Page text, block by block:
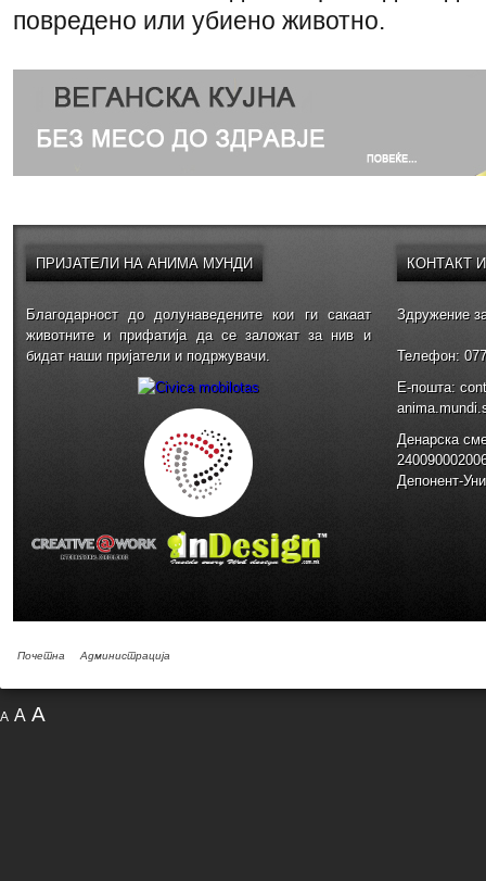
повредено или убиено животно.
ПРИЈАТЕЛИНА АНИМА МУНДИ
Благодарност до долунаведените кои ги сакаат
животните и прифатија да се заложат за нив и
бидат наши пријатели и подржувачи.
КОНТАКТ
Здружение
Телефон:
E-пошта:
Денарска
Депонент-
Почетна Администрација
A A A